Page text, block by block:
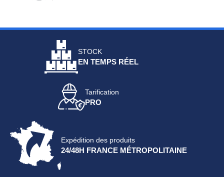
STOCK
EN TEMPS RÉEL
Tarification
PRO
Expédition des produits
24/48H FRANCE MÉTROPOLITAINE